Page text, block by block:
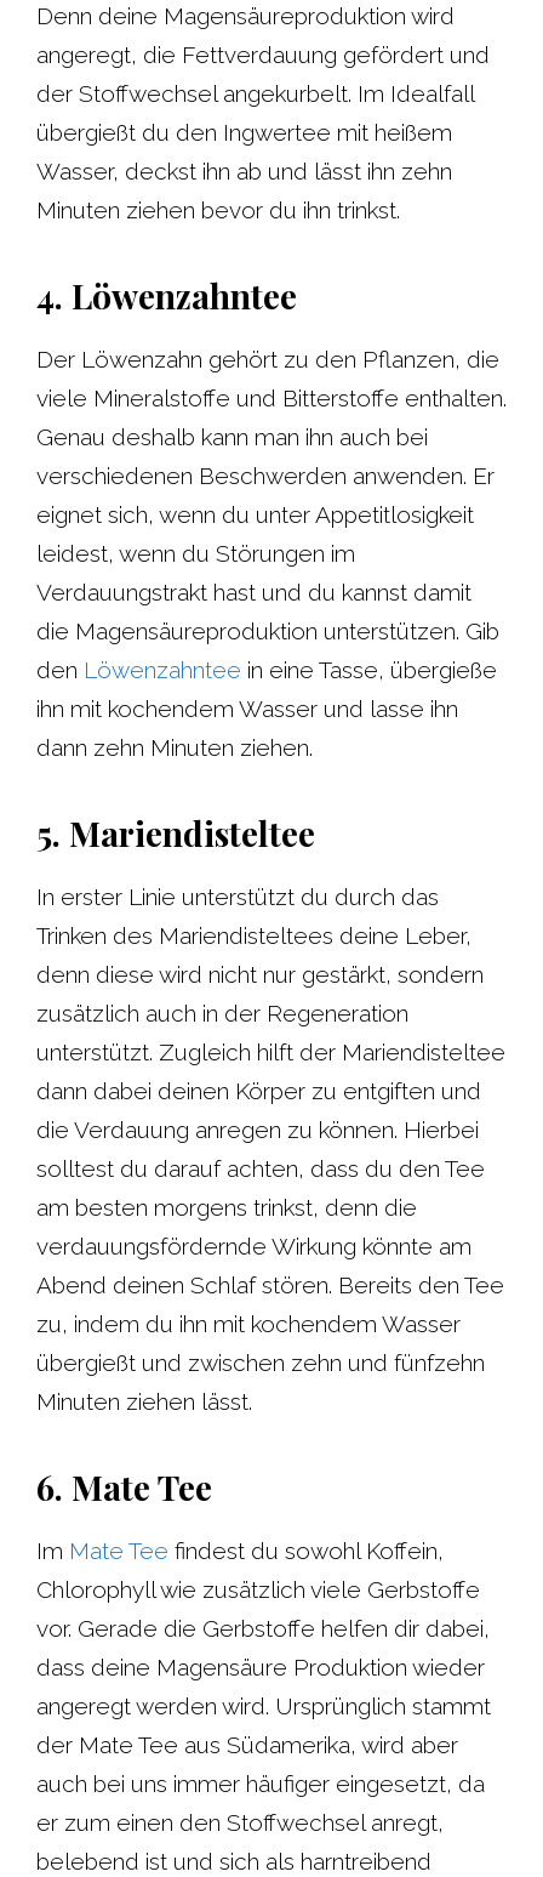
Denn deine Magensäureproduktion wird
angeregt, die Fettverdauung gefördert und
der Stoffwechsel angekurbelt. Im Idealfall
übergießt du den Ingwertee mit heißem
Wasser, deckst ihn ab und lässt ihn zehn
Minuten ziehen bevor du ihn trinkst.
4. Löwenzahntee
Der Löwenzahn gehört zu den Pflanzen, die
viele Mineralstoffe und Bitterstoffe enthalten.
Genau deshalb kann man ihn auch bei
verschiedenen Beschwerden anwenden. Er
eignet sich, wenn du unter Appetitlosigkeit
leidest, wenn du Störungen im
Verdauungstrakt hast und du kannst damit
die Magensäureproduktion unterstützen. Gib
den Löwenzahntee in eine Tasse, übergieße
ihn mit kochendem Wasser und lasse ihn
dann zehn Minuten ziehen.
5. Mariendisteltee
In erster Linie unterstützt du durch das
Trinken des Mariendisteltees deine Leber,
denn diese wird nicht nur gestärkt, sondern
zusätzlich auch in der Regeneration
unterstützt. Zugleich hilft der Mariendisteltee
dann dabei deinen Körper zu entgiften und
die Verdauung anregen zu können. Hierbei
solltest du darauf achten, dass du den Tee
am besten morgens trinkst, denn die
verdauungsfördernde Wirkung könnte am
Abend deinen Schlaf stören. Bereits den Tee
zu, indem du ihn mit kochendem Wasser
übergießt und zwischen zehn und fünfzehn
Minuten ziehen lässt.
6. Mate Tee
Im Mate Tee findest du sowohl Koffein,
Chlorophyll wie zusätzlich viele Gerbstoffe
vor. Gerade die Gerbstoffe helfen dir dabei,
dass deine Magensäure Produktion wieder
angeregt werden wird. Ursprünglich stammt
der Mate Tee aus Südamerika, wird aber
auch bei uns immer häufiger eingesetzt, da
er zum einen den Stoffwechsel anregt,
belebend ist und sich als harntreibend